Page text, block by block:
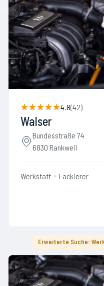
4.8(42)
Walser
Bundesstraße 74
6830 Rankweil
Werkstatt Lackierer
Erweiterte Suche: